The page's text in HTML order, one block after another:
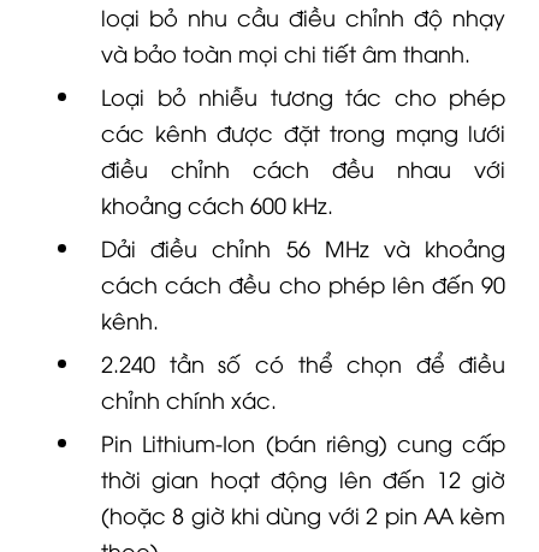
loại bỏ nhu cầu điều chỉnh độ nhạy
và bảo toàn mọi chi tiết âm thanh.
Loại bỏ nhiễu tương tác cho phép
các kênh được đặt trong mạng lưới
điều chỉnh cách đều nhau với
khoảng cách 600 kHz.
Dải điều chỉnh 56 MHz và khoảng
cách cách đều cho phép lên đến 90
kênh.
2.240 tần số có thể chọn để điều
chỉnh chính xác.
Pin Lithium-Ion (bán riêng) cung cấp
thời gian hoạt động lên đến 12 giờ
(hoặc 8 giờ khi dùng với 2 pin AA kèm